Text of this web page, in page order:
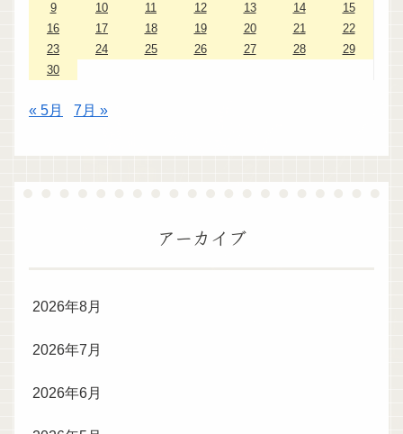
9
10 11 12 13 14
15
16
17 18 19 20 21
22
23
24 25 26 27 28
29
30
« 5月 7月 »
アーカイブ
2026年8月
2026年7月
2026年6月